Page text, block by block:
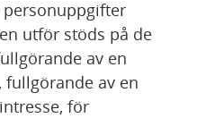
utför stöds på de
av en
av en
för